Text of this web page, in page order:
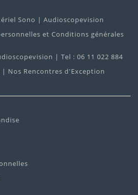
Sono | Audioscopevision
et Conditions générales
| Tel : 06 11 022 884
Nos Rencontres d'Exception